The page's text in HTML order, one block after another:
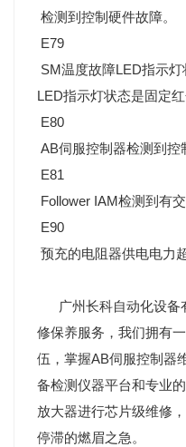
检测到控制硬件故障。
E79
SM温度故障LED指示
LED指示灯状态是固定
E80
AB伺服控制器检测到控
E81
Follower IAM检测到有交
E90
预充的电阻器供电电力
广州长科自动化设备
修保养服务，我们拥有
伍，掌握AB伺服控制器
备检测仪器平台和专业
放大器进行芯片级维修
停滞的燃眉之急。